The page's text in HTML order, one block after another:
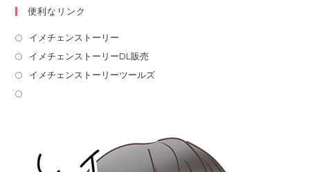
便利なリンク
イメチェンストーリー
イメチェンストーリーDL販売
イメチェンストーリーツールズ